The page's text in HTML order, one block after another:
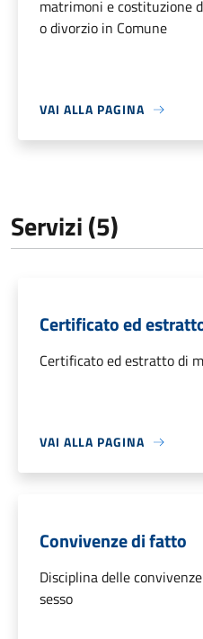
matrimoni e costituzione
o divorzio in Comune
VAI ALLA PAGINA
Servizi (5)
Certificato ed
Certificato ed estratto di
VAI ALLA PAGINA
Convivenze di fatto
Disciplina delle
sesso